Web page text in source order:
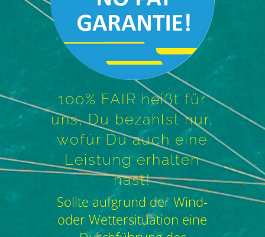
100% FAIR heißt für
uns, Du bezahlst nur,
wofür Du auch eine
Leistung erhalten
hast!
Sollte aufgrund der Wind-
oder Wettersituation eine